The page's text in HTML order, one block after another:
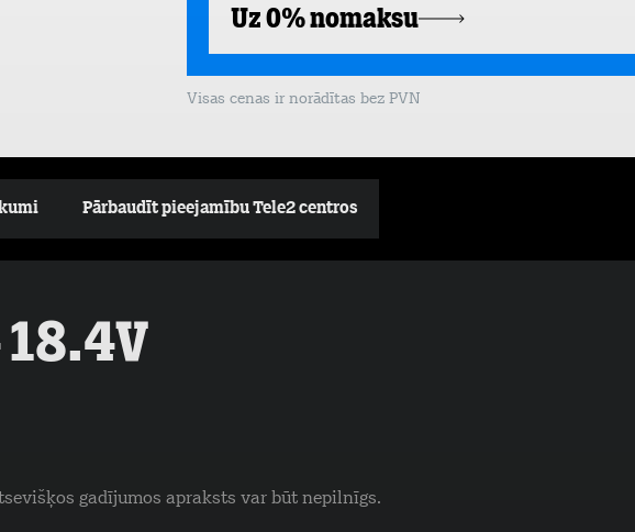
Uz 0% nomaksu
Visas cenas ir norādītas bez PVN
Pārbaudīt pieejamību Tele2 centros
gadījumos apraksts var būt nepilnīgs.